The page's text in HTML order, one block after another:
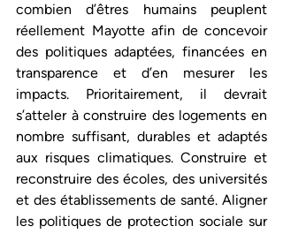
combien d’êtres humains peuplent
réellement Mayotte afin de concevoir
des politiques adaptées, financées en
transparence et d’en mesurer les
impacts. Prioritairement, il devrait
s’atteler à construire des logements en
nombre suffisant, durables et adaptés
aux risques climatiques. Construire et
reconstruire des écoles, des universités
et des établissements de santé. Aligner
les politiques de protection sociale sur